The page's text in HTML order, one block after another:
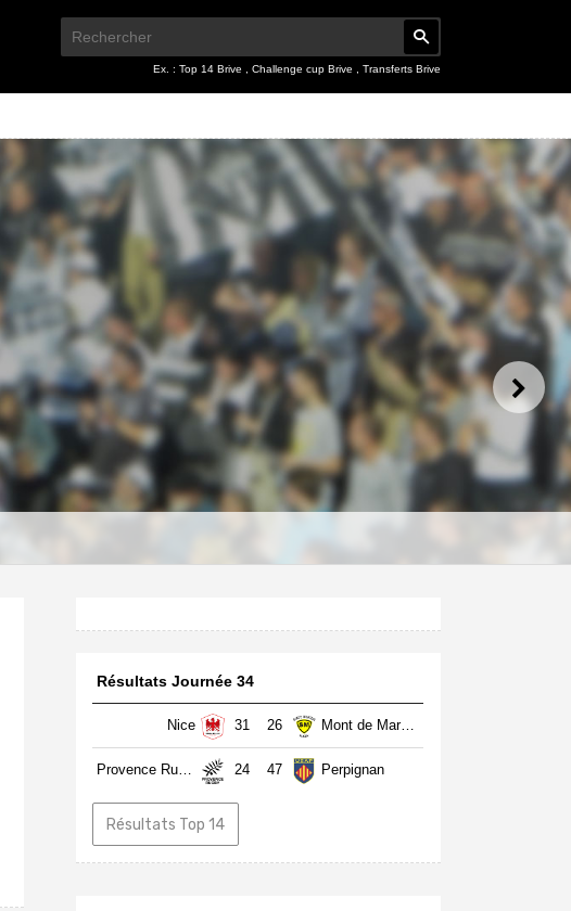
Ex. : Top 14 Brive Challenge cup Brive Transferts Brive
Résultats Journée 34
Nice 31 26 Mont de Marsan
Provence Rugby 24 47 Perpignan
Résultats Top 14